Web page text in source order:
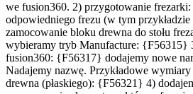
we fusion360. 2) przygotowanie
odpowiedniego frezu (w tym przykładzie
zamocowanie bloku drewna do stołu
wybieramy tryb Manufacture: {F56315}
fusion360: {F56317} dodajemy nowe
Nadajemy nazwę. Przykładowe
drewna (płaskiego): {F56321} 4)